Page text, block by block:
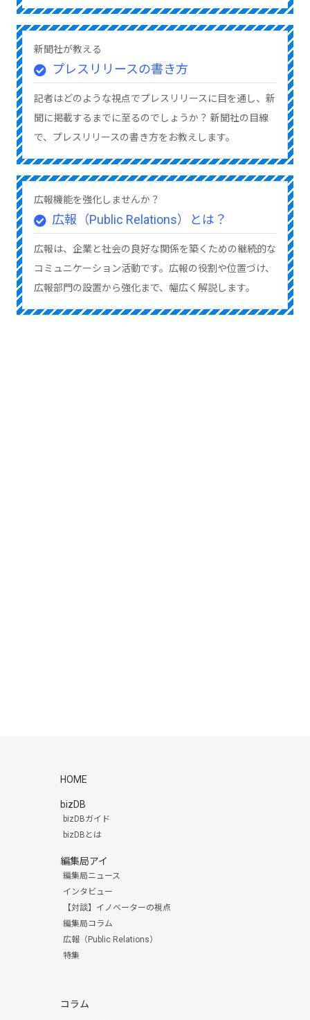
新聞社が教える
プレスリリースの書き方
記者はどのような視点でプレスリリースに目を通し、新
聞に掲載するまでに至るのでしょうか？ 新聞社の目線
で、プレスリリースの書き方をお教えします。
広報機能を強化しませんか？
広報（Public Relations）とは？
広報は、企業と社会の良好な関係を築くための継続的な
コミュニケーション活動です。広報の役割や位置づけ、
広報部門の設置から強化まで、幅広く解説します。
HOME
bizDB
bizDBガイド
bizDBとは
編集局アイ
編集局ニュース
インタビュー
【対談】イノベーターの視点
編集局コラム
広報（Public Relations）
特集
コラム